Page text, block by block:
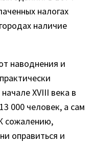
налогах
наличие
наводнения и
XVIII века в
000 человек, а сам
сожалению,
оправиться и